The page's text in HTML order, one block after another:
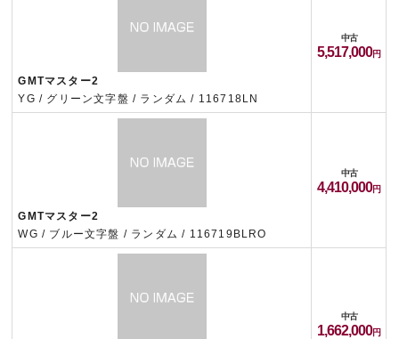
GMTマスター2
YG / グリーン文字盤 / ランダム / 116718LN
中古
5,517,000
GMTマスター2
WG / ブルー文字盤 / ランダム / 116719BLRO
中古
4,410,000
中古
1,662,000